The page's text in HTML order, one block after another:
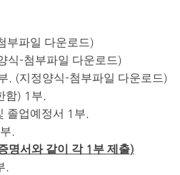
부파일 다운로드)
식-첨부파일 다운로드)
. (지정양식-첨부파일 다운로드)
함) 1 부.
졸업예정서 1 부.
부.
명서와 같이 각 1 부 제출)
.